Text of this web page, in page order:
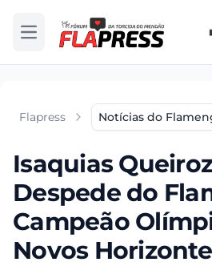
Abrir menu
Flapress Notícias do
Isaquias
Despede do
Campeão
Novos